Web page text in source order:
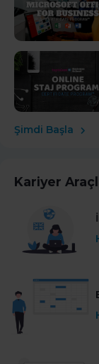
Şimdi Başla
Kariyer